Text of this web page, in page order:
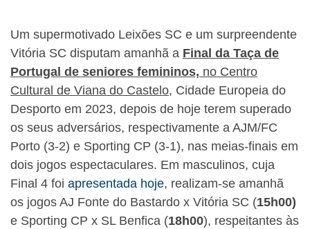
Um supermotivado Leixões SC e um surpreendente
Vitória SC disputam amanhã a Final da Taça de
Portugal de seniores femininos, no Centro
Cultural de Viana do Castelo, Cidade Europeia do
Desporto em 2023, depois de hoje terem superado
os seus adversários, respectivamente a AJM/FC
Porto (3-2) e Sporting CP (3-1), nas meias-finais em
dois jogos espectaculares. Em masculinos, cuja
Final 4 foi apresentada hoje, realizam-se amanhã
os jogos AJ Fonte do Bastardo x Vitória SC (15h00)
e Sporting CP x SL Benfica (18h00), respeitantes às